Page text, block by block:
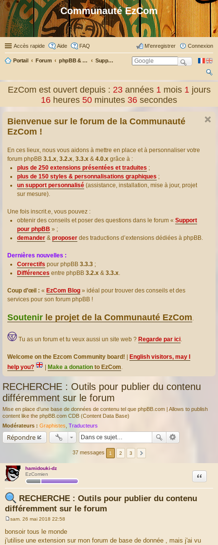
Communauté EzCom
Accès rapide Aide FAQ Connexion
M’enregistrer
Portail Forum phpBB & Co Support pour phpBB
er
EzCom est ouvert depuis : 23 années1 mois1 jours
16 heures 50 minutes 37 secondes
Bienvenue sur le forum de la Communauté
EzCom !
En ces lieux, nous vous aidons à mettre en place et à personnaliser votre
forum phpBB 3.1.x, 3.2.x, 3.3.x & 4.0.x grâce à :
plus de 250 extensions présentées et traduites ;
plus de 150 styles & personnalisations graphiques ;
un support personnalisé (assistance, installation, mise à jour, projet
sur mesure).
Une fois inscrit.e, vous pouvez :
obtenir des conseils et poser des questions dans le forum « Support
pour phpBB » ;
demander & proposer des traductions d’extensions dédiées à phpBB.
Dernières nouvelles :
Correctifs pour phpBB 3.3.3 ;
Différences entre phpBB 3.2.x & 3.3.x.
Coup d’œil : « EzCom Blog » idéal pour trouver des conseils et des
services pour son forum phpBB !
Soutenir le projet de la Communauté EzCom.
Tu as un forum et tu veux aussi un site web ? Regarde par ici.
Welcome on the Ezcom Community board!
English visitors, may I
help you?
Make a donation to EzCom.
RECHERCHE : Outils pour publier du contenu
différemment sur le forum
Mise en place d’une base de données de contenu tel que phpBB.com | Allows to publish
content like the phpBB.com CDB (Content Data Base)
Modérateurs : Graphistes Traducteurs
Répondre
37 messages 1 2 3
hamidouki-dz
EzComien
RECHERCHE : Outils pour publier du contenu
différemment sur le forum
Citation
s
s
sam. 26 mai 2018 22:58
bonsoir tous le monde
j'utilise une extension sur mon forum de base de donnée , mais j'ai vu